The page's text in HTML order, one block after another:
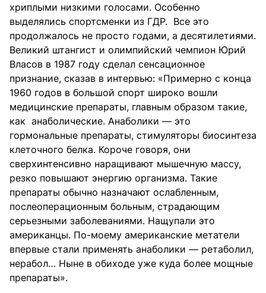
хриплыми низкими голосами. Особенно
выделялись спортсменки из ГДР. Все это
продолжалось не просто годами, а десятилетиями.
Великий штангист и олимпийский чемпион Юрий
Власов в 1987 году сделал сенсационное
признание, сказав в интервью: «Примерно с конца
1960 годов в большой спорт широко вошли
медицинские препараты, главным образом такие,
как анаболические. Анаболики — это
гормональные препараты, стимуляторы биосинтеза
клеточного белка. Короче говоря, они
сверхинтенсивно наращивают мышечную массу,
резко повышают энергию организма. Такие
препараты обычно назначают ослабленным,
послеоперационным больным, страдающим
серьезными заболеваниями. Нащупали это
американцы. По-моему американские метатели
впервые стали применять анаболики — ретаболил,
нерабол… Ныне в обиходе уже куда более мощные
препараты».